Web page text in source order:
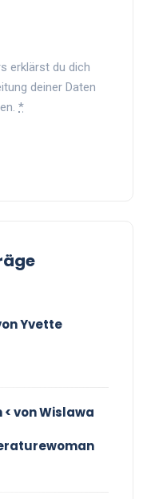
erklärst du dich
deiner Daten
*
Yvette
von Wislawa